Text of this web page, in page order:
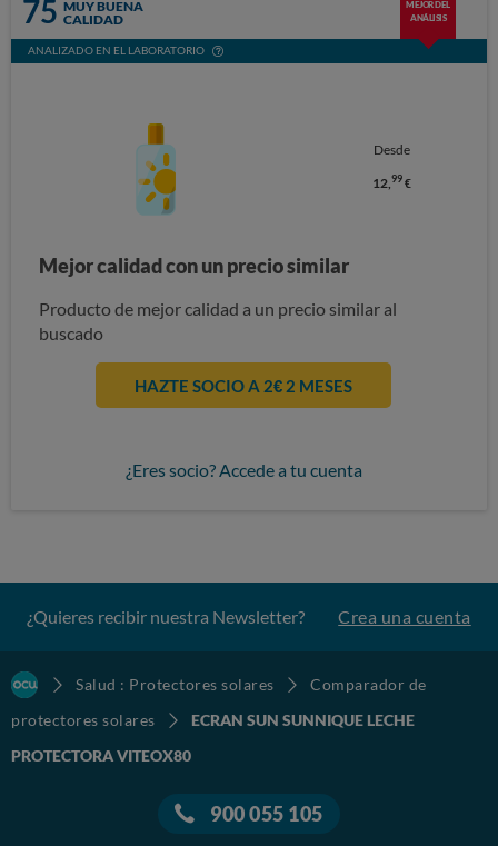
75 MUY BUENA
CALIDAD
MEJOR DEL
ANÁLISIS
ANALIZADO EN EL LABORATORIO
Desde
12, 99€
Mejor calidad con un precio similar
Producto de mejor calidad a un precio similar al
buscado
HAZTE SOCIO A 2€ 2 MESES
¿Eres socio? Accede a tu cuenta
¿Quieres recibir nuestra Newsletter? Crea una cuenta
Salud : Protectores solares
Comparador de
protectores solares
ECRAN SUN SUNNIQUE LECHE
PROTECTORA VITEOX80
900 055 105